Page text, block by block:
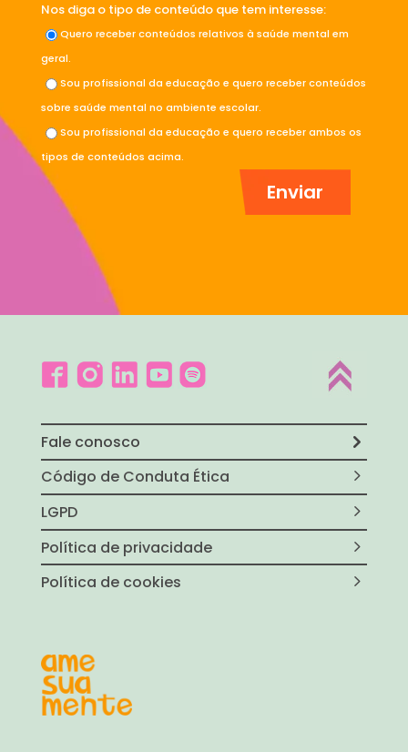
Nos diga o tipo de conteúdo que tem interesse:
Quero receber conteúdos relativos à saúde mental em
geral.
Sou profissional da educação e quero receber conteúdos
sobre saúde mental no ambiente escolar.
Sou profissional da educação e quero receber ambos os
tipos de conteúdos acima.
Fale conosco
Código de Conduta Ética
LGPD
Política de privacidade
Política de cookies